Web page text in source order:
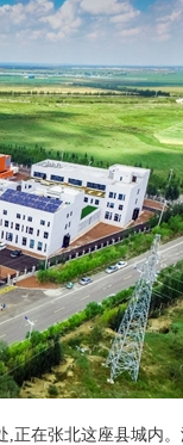
正在张北这座县城内。